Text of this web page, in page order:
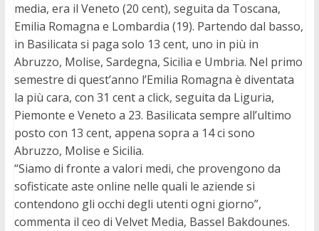
media, era il Veneto (20 cent), seguita da Toscana,
Emilia Romagna e Lombardia (19). Partendo dal basso,
in Basilicata si paga solo 13 cent, uno in più in
Abruzzo, Molise, Sardegna, Sicilia e Umbria. Nel primo
semestre di quest’anno l’Emilia Romagna è diventata
la più cara, con 31 cent a click, seguita da Liguria,
Piemonte e Veneto a 23. Basilicata sempre all’ultimo
posto con 13 cent, appena sopra a 14 ci sono
Abruzzo, Molise e Sicilia.
“Siamo di fronte a valori medi, che provengono da
sofisticate aste online nelle quali le aziende si
contendono gli occhi degli utenti ogni giorno”,
commenta il ceo di Velvet Media, Bassel Bakdounes.